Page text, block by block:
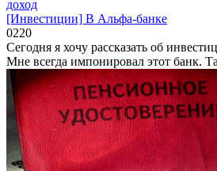
доход
[Инвестиции] В Альфа-банке
0220
Сегодня я хочу рассказать об
Мне всегда импонировал этот банк.